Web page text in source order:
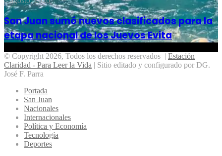
San Juan sumó nuevos clasificados para la
etapa nacional de los Juevos Evita
© Copyright 2026, Todos los derechos reservados | Estación
Claridad - Para Leer la Vida | Sitio editado y configurado por DG.
José F. Parra
Portada
San Juan
Nacionales
Internacionales
Política y Economía
Tecnología
Deportes